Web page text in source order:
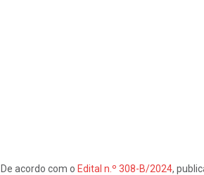
De acordo com o Edital n.º 308-B/2024,